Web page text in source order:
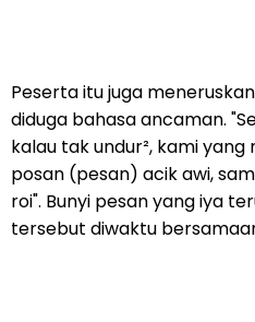
Peserta itu juga
diduga bahasa ancaman.
kalau tak undur², kami yang
posan (pesan) acik awi,
roi". Bunyi pesan yang iya
tersebut diwaktu